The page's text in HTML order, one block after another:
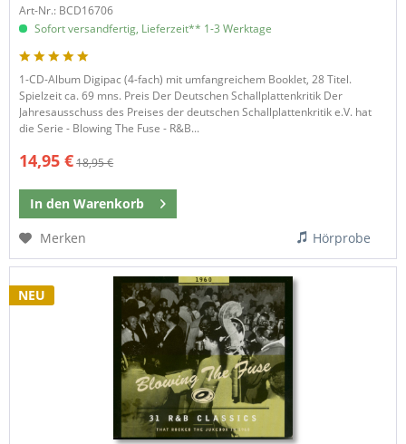
Art-Nr.: BCD16706
Sofort versandfertig, Lieferzeit** 1-3 Werktage
1-CD-Album Digipac (4-fach) mit umfangreichem Booklet, 28 Titel.
Spielzeit ca. 69 mns. Preis Der Deutschen Schallplattenkritik Der
Jahresausschuss des Preises der deutschen Schallplattenkritik e.V. hat
die Serie - Blowing The Fuse - R&B...
14,95 €18,95 €
In den Warenkorb
Merken
Hörprobe
NEU